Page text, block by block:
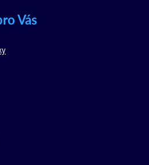
Vás